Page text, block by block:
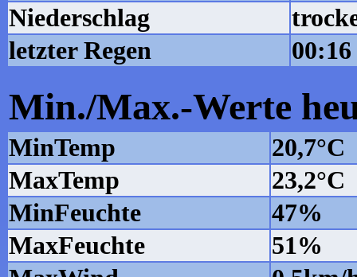
Niederschlag
letzter Regen
Min./Max.-Werte
MinTemp
20,7°C
MaxTemp
23,2°C
MinFeuchte
47%
MaxFeuchte
51%